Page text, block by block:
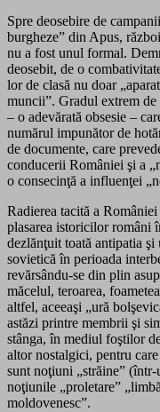
Spre deosebire de
burgheze” din Apus,
nu a fost unul formal.
deosebit, de o
lor de clasă nu doar
muncii”. Gradul extrem
– o adevărată obsesie –
numărul impunător de
de documente, care
conducerii României şi a
o consecinţă a influenţei
Radierea tacită a
plasarea istoricilor români
dezlănţuit toată antipatia şi
sovietică în perioada
revărsându-se din plin
măcelul, teroarea,
altfel, aceeaşi „ură
astăzi printre membrii şi
stânga, în mediul foştilor
altor nostalgici, pentru
sunt noţiuni „străine”
noţiunile „proletare”
moldovenesc”.